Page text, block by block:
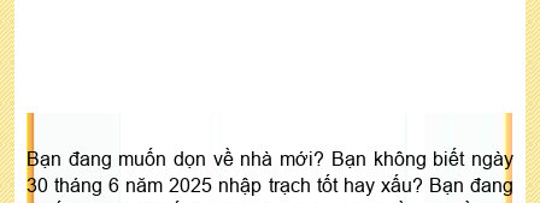
Bạn đang muốn dọn về nhà mới? Bạn không biết ngày
30 tháng 6 năm 2025 nhập trạch tốt hay xấu? Bạn đang